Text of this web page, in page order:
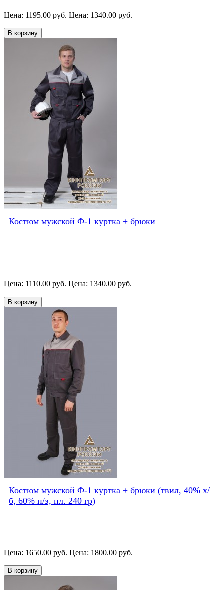
Цена: 1195.00 руб. Цена: 1340.00 руб.
В корзину
Костюм мужской Ф-1 куртка + брюки
Цена: 1110.00 руб. Цена: 1340.00 руб.
В корзину
Костюм мужской Ф-1 куртка + брюки (твил, 40% х/
б, 60% п/э, пл. 240 гр)
Цена: 1650.00 руб. Цена: 1800.00 руб.
В корзину